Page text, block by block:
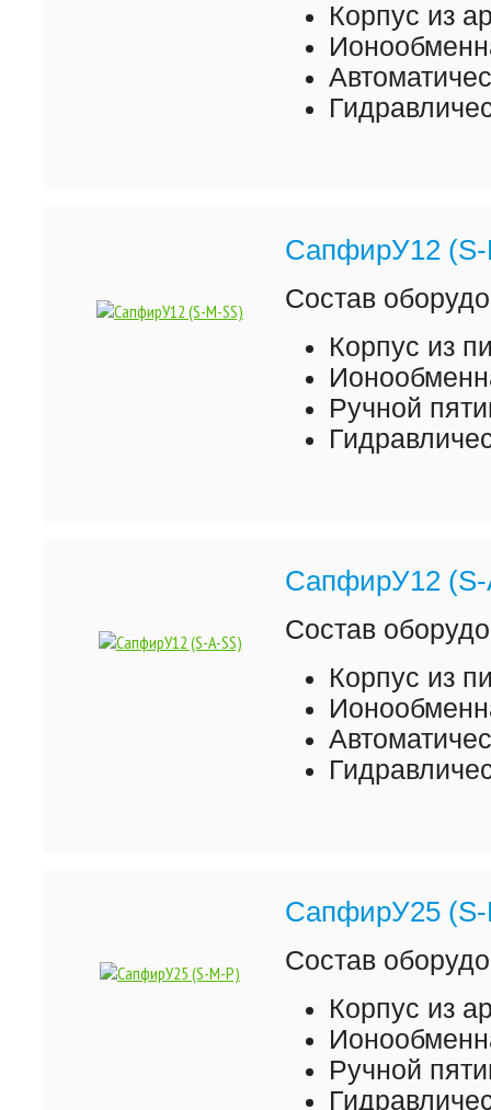
Корпус из
СапфирУ12 (S-
Состав
Корпус из
Ручной
СапфирУ12 (S-
Состав
Корпус из
СапфирУ25 (S-
Состав
Корпус из
Ручной